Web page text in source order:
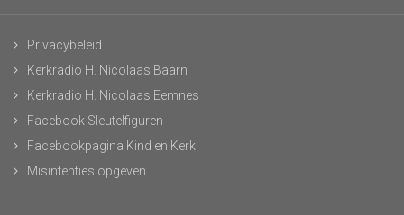
Privacybeleid
Kerkradio H. Nicolaas Baarn
Kerkradio H. Nicolaas Eemnes
Facebook Sleutelfiguren
Facebookpagina Kind en Kerk
Misintenties opgeven